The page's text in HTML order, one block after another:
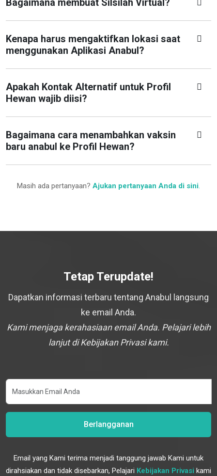
Bagaimana membuat Silsilah Virtual?
Kenapa harus mengaktifkan lokasi saat
menggunakan Aplikasi Anabul?
Apakah Kontak Alternatif untuk Profil
Hewan wajib diisi?
Bagaimana cara menambahkan vaksin
baru anabul ke Profil Hewan?
Masih ada pertanyaan? Ajukan pertanyaan Anda di sini.
Tetap Terupdate!
Dapatkan informasi terbaru tentang Anabul langsung
ke email Anda.
Kami menjaga kerahasiaan email Anda. Pelajari lebih
lanjut di Kebijakan Privasi kami.
Berlangganan
Email yang Kami terima menjadi tanggung jawab Kami untuk
dirahsiakan dan tidak disebarkan, Pelajari Kebijakan Privasi kami